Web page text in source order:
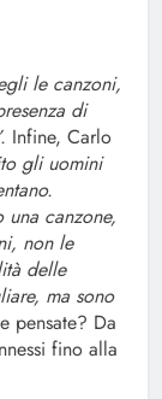
le canzoni,
di
Infine, Carlo
gli uomini
una canzone,
non le
delle
ma sono
pensate? Da
fino alla